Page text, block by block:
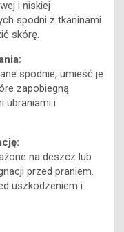
i niskiej
spodni z tkaninami
skórę.
spodnie, umieść je
zapobiegną
ubraniami i
na deszcz lub
przed praniem.
uszkodzeniem i